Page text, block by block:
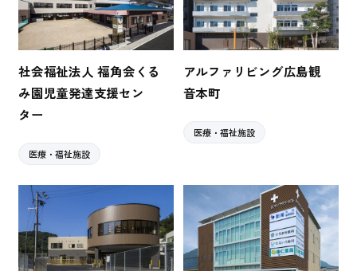
社会福祉法人 福角会くる
み園児童発達支援セン
ター
医療・福祉施設
アルファリビング広島観
音本町
医療・福祉施設